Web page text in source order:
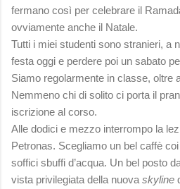
fermano così per celebrare il
ovviamente anche il Natale.
Tutti i miei studenti sono stranieri, a
festa oggi e perdere poi un sabato
Siamo regolarmente in classe, oltre
Nemmeno chi di solito ci porta il
iscrizione al corso.
Alle dodici e mezzo interrompo la
Petronas. Scegliamo un bel caffè
soffici sbuffi d’acqua. Un bel posto
vista privilegiata della nuova skyline